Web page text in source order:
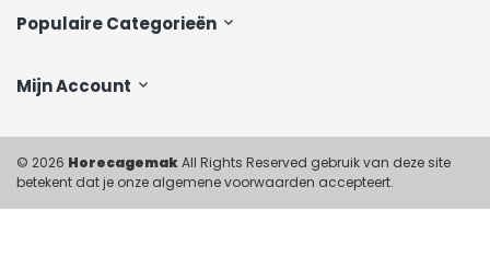
Populaire Categorieën
Mijn Account
© 2026 HorecagemakAll Rights Reserved gebruik van deze site
betekent dat je onze algemene voorwaarden accepteert.